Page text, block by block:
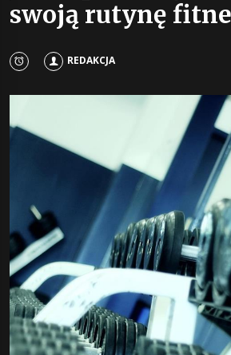
swoją rutynę
REDAKCJA